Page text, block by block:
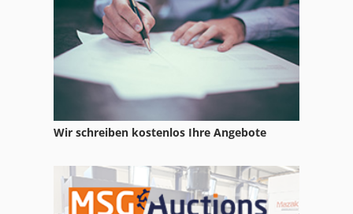
Multi Schweißgerät
Nc Drehmaschine
Nc Fräsmaschine
Schaffer 9330 T
Schienen
Wir schreiben kostenlos Ihre Angebote